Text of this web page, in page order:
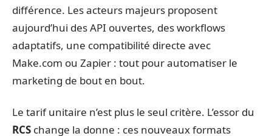
différence. Les acteurs majeurs proposent
aujourd’hui des API ouvertes, des workflows
adaptatifs, une compatibilité directe avec
Make.com ou Zapier : tout pour automatiser le
marketing de bout en bout.
Le tarif unitaire n’est plus le seul critère. L’essor du
RCS change la donne : ces nouveaux formats